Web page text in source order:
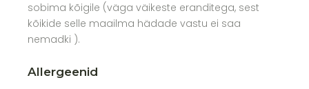
sobima kõigile (väga väikeste eranditega, sest
kõikide selle maailma hädade vastu ei saa
nemadki ).
Allergeenid